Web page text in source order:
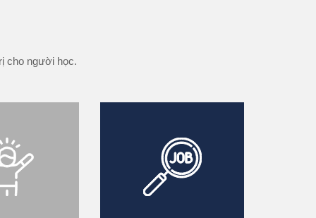
cho người học.